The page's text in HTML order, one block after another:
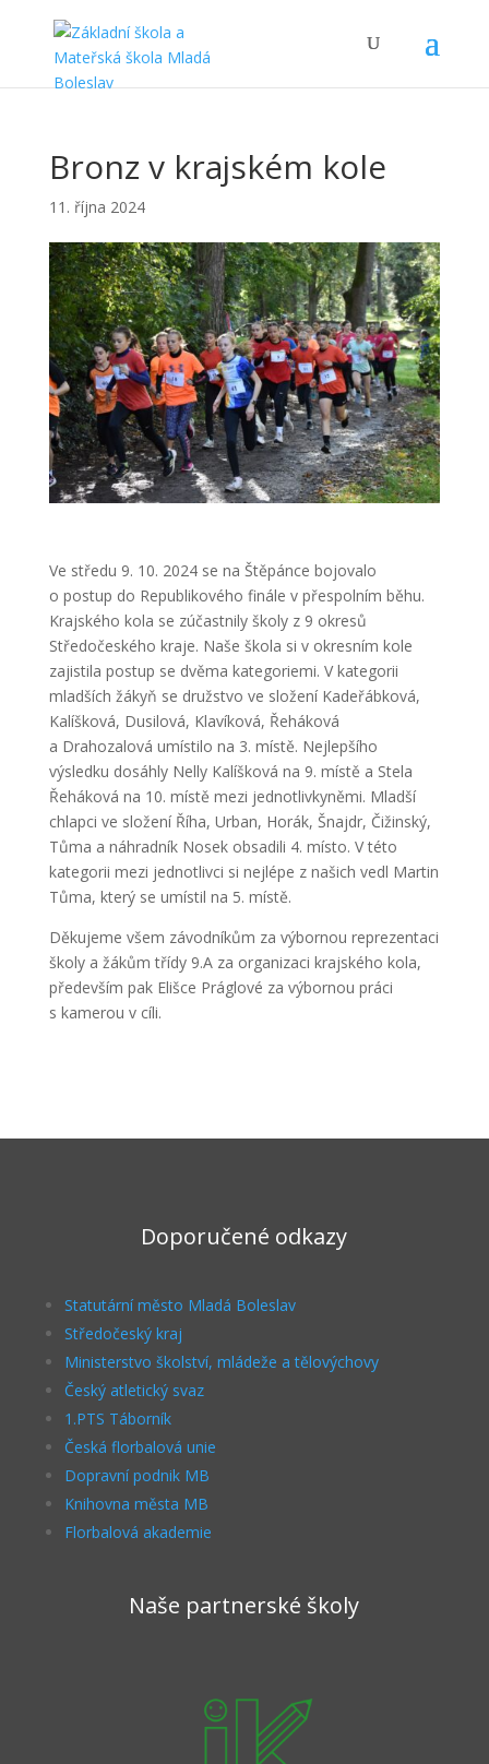
Bronz v krajském kole
11. října 2024
Ve středu 9. 10. 2024 se na Štěpánce bojovalo
o postup do Republikového finále v přespolním běhu.
Krajského kola se zúčastnily školy z 9 okresů
Středočeského kraje. Naše škola si v okresním kole
zajistila postup se dvěma kategoriemi. V kategorii
mladších žákyň se družstvo ve složení Kadeřábková,
Kalíšková, Dusilová, Klavíková, Řeháková
a Drahozalová umístilo na 3. místě. Nejlepšího
výsledku dosáhly Nelly Kalíšková na 9. místě a Stela
Řeháková na 10. místě mezi jednotlivkyněmi. Mladší
chlapci ve složení Říha, Urban, Horák, Šnajdr, Čižinský,
Tůma a náhradník Nosek obsadili 4. místo. V této
kategorii mezi jednotlivci si nejlépe z našich vedl Martin
Tůma, který se umístil na 5. místě.
Děkujeme všem závodníkům za výbornou reprezentaci
školy a žákům třídy 9.A za organizaci krajského kola,
především pak Elišce Práglové za výbornou práci
s kamerou v cíli.
Doporučené odkazy
Statutární město Mladá Boleslav
Středočeský kraj
Ministerstvo školství, mládeže a tělovýchovy
Český atletický svaz
1.PTS Táborník
Česká florbalová unie
Dopravní podnik MB
Knihovna města MB
Florbalová akademie
Naše partnerské školy